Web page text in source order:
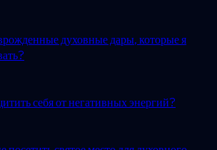
духовные дары, которые я
себя от негативных энергий?